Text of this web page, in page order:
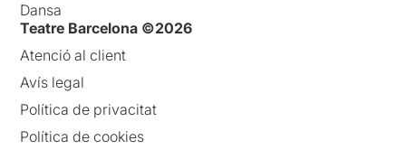
Dansa
Teatre Barcelona ©2026
Atenció al client
Avís legal
Política de privacitat
Política de cookies